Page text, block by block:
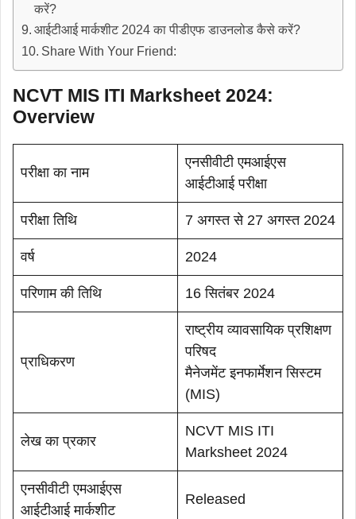
करें?
आईटीआई मार्कशीट 2024 का पीडीएफ डाउनलोड कैसे करें?
Share With Your Friend:
NCVT MIS ITI Marksheet 2024:
Overview
परीक्षा का नाम
एनसीवीटी एमआईएस
आईटीआई परीक्षा
परीक्षा तिथि 7 अगस्त से 27 अगस्त 2024
वर्ष 2024
परिणाम की तिथि 16 सितंबर 2024
प्राधिकरण
राष्ट्रीय व्यावसायिक प्रशिक्षण
परिषद
मैनेजमेंट इनफार्मेशन सिस्टम
(MIS)
लेख का प्रकार
NCVT MIS ITI
Marksheet 2024
एनसीवीटी एमआईएस
आईटीआई मार्कशीट
Released